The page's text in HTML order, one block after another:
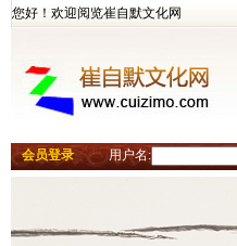
您好！欢迎阅览崔自默文化网
会员登录 用户名: